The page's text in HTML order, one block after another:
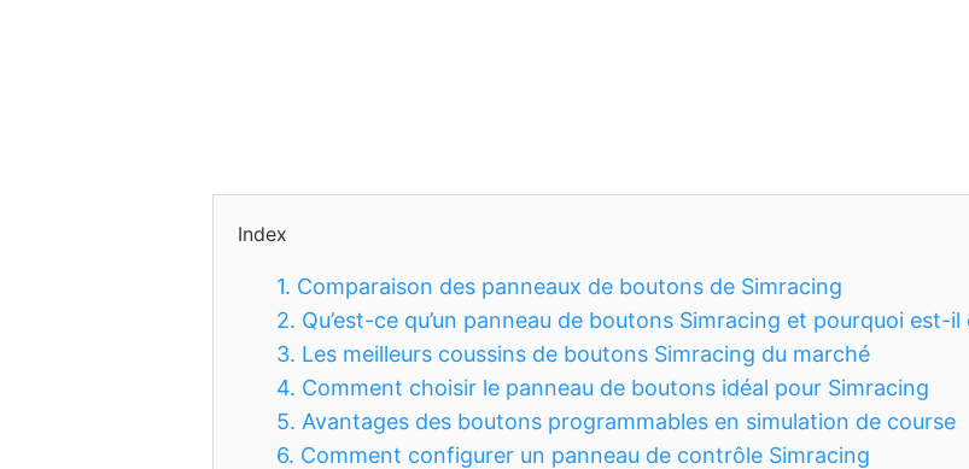
Index
1. Comparaison des panneaux de boutons de Simracing
2. Qu’est-ce qu’un panneau de boutons Simracing et pourquoi est-il
3. Les meilleurs coussins de boutons Simracing du marché
4. Comment choisir le panneau de boutons idéal pour Simracing
5. Avantages des boutons programmables en simulation de course
6. Comment configurer un panneau de contrôle Simracing